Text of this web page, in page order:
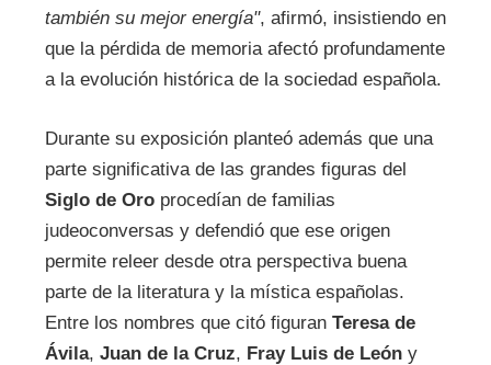
también su mejor energía", afirmó, insistiendo en
que la pérdida de memoria afectó profundamente
a la evolución histórica de la sociedad española.
Durante su exposición planteó además que una
parte significativa de las grandes figuras del
Siglo de Oroprocedían de familias
judeoconversas y defendió que ese origen
permite releer desde otra perspectiva buena
parte de la literatura y la mística españolas.
Entre los nombres que citó figuran Teresa de
Ávila, Juan de la Cruz, Fray Luis de Leóny